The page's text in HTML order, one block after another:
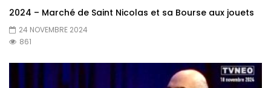
2024 – Marché de Saint Nicolas et sa Bourse aux jouets
24 NOVEMBRE 2024
861